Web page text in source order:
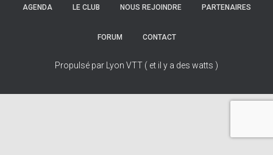
AGENDA LE CLUB NOUS REJOINDRE PARTENAIRES
FORUM CONTACT
Propulsé par Lyon VTT ( et il y a des watts )